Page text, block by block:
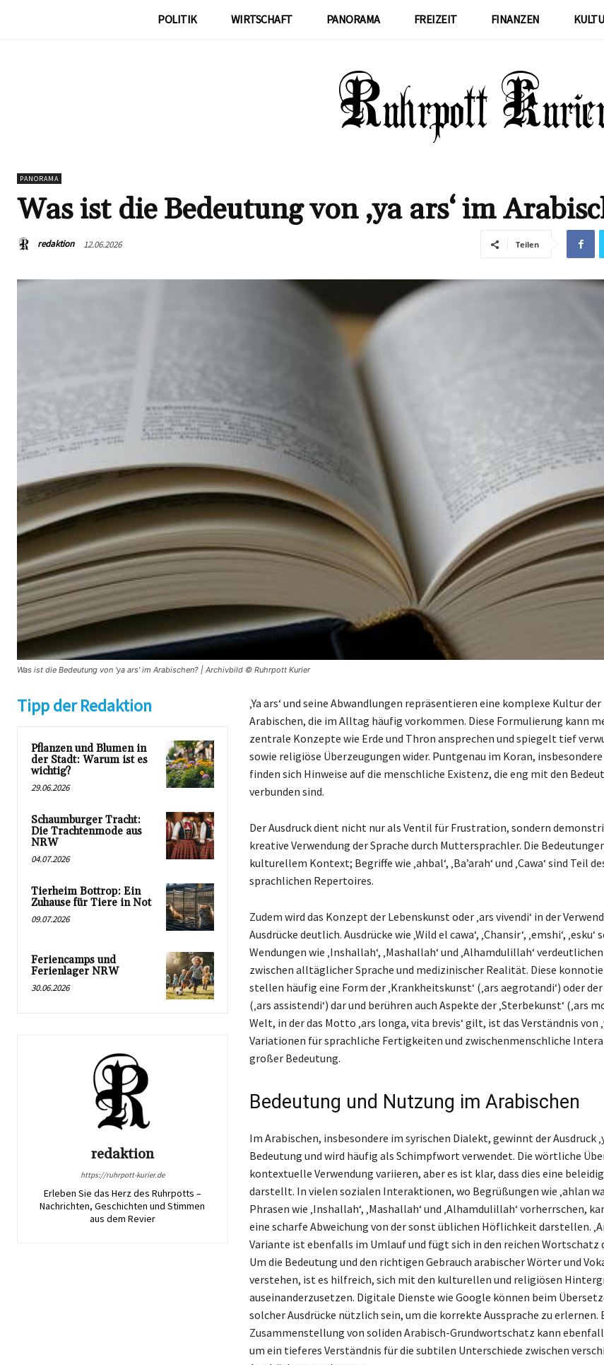
POLITIK WIRTSCHAFT PANORAMA FREIZEIT FINANZEN
PANORAMA
Was ist die Bedeutung von ‚ya ars‘ im
redaktion 12.06.2026 Teilen
Was ist die Bedeutung von 'ya ars' im Arabischen? | Archivbild © Ruhrpott Kurier
Tipp der Redaktion
Pflanzen und Blumen in
der Stadt: Warum ist es
wichtig?
29.06.2026
Schaumburger Tracht:
Die Trachtenmode aus
NRW
04.07.2026
Tierheim Bottrop: Ein
Zuhause für Tiere in Not
09.07.2026
Feriencamps und
Ferienlager NRW
30.06.2026
redaktion
https://ruhrpott-kurier.de
Erleben Sie das Herz des Ruhrpotts –
Nachrichten, Geschichten und Stimmen
aus dem Revier
‚Ya ars‘ und seine Abwandlungen repräsentieren eine komplexe Kultur
Arabischen, die im Alltag häufig vorkommen. Diese Formulierung kann
zentrale Konzepte wie Erde und Thron ansprechen und spiegelt tief
sowie religiöse Überzeugungen wider. Puntgenau im Koran, insbesondere
finden sich Hinweise auf die menschliche Existenz, die eng mit den
verbunden sind.
Der Ausdruck dient nicht nur als Ventil für Frustration, sondern
kreative Verwendung der Sprache durch Muttersprachler. Die
kulturellem Kontext; Begriffe wie ‚ahbal‘, ‚Ba’arah‘ und ‚Cawa‘ sind Teil
sprachlichen Repertoires.
Zudem wird das Konzept der Lebenskunst oder ‚ars vivendi‘ in der
Ausdrücke deutlich. Ausdrücke wie ‚Wild el cawa‘, ‚Chansir‘, ‚emshi‘,
Wendungen wie ‚Inshallah‘, ‚Mashallah‘ und ‚Alhamdulillah‘
zwischen alltäglicher Sprache und medizinischer Realität. Diese
stellen häufig eine Form der ‚Krankheitskunst‘ (‚ars aegrotandi‘) oder der
(‚ars assistendi‘) dar und berühren auch Aspekte der ‚Sterbekunst‘ (‚ars
Welt, in der das Motto ‚ars longa, vita brevis‘ gilt, ist das Verständnis von
Variationen für sprachliche Fertigkeiten und zwischenmenschliche
großer Bedeutung.
Bedeutung und Nutzung im Arabischen
Im Arabischen, insbesondere im syrischen Dialekt, gewinnt der Ausdruck
Bedeutung und wird häufig als Schimpfwort verwendet. Die wörtliche
kontextuelle Verwendung variieren, aber es ist klar, dass dies eine
darstellt. In vielen sozialen Interaktionen, wo Begrüßungen wie ‚ahlan
Phrasen wie ‚Inshallah‘, ‚Mashallah‘ und ‚Alhamdulillah‘ vorherrschen,
eine scharfe Abweichung von der sonst üblichen Höflichkeit darstellen.
Variante ist ebenfalls im Umlauf und fügt sich in den reichen Wortschatz
Um die Bedeutung und den richtigen Gebrauch arabischer Wörter und
verstehen, ist es hilfreich, sich mit den kulturellen und religiösen
auseinanderzusetzen. Digitale Dienste wie Google können beim
solcher Ausdrücke nützlich sein, um die korrekte Aussprache zu erlernen.
Zusammenstellung von soliden Arabisch-Grundwortschatz kann
um ein tieferes Verständnis für die subtilen Unterschiede zwischen